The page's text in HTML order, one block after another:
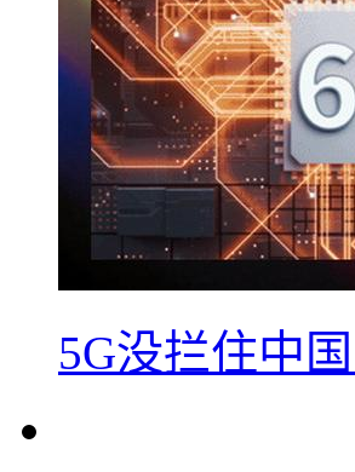
5G没拦住中